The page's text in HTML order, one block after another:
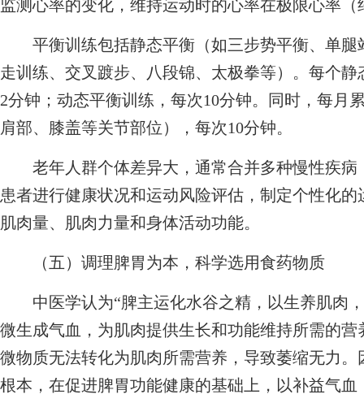
监测心率的变化，维持运动时的心率在极限心率（
平衡训练包括静态平衡（如三步势平衡、单腿
走训练、交叉踱步、八段锦、太极拳等）。每个
2分钟；动态平衡训练，每次10分钟。同时，每月
肩部、膝盖等关节部位），每次10分钟。
老年人群个体差异大，通常合并多种慢性疾病
患者进行健康状况和运动风险评估，制定个性化
肌肉量、肌肉力量和身体活动功能。
（五）调理脾胃为本，科学选用食药物质
中医学认为“脾主运化水谷之精，以生养肌肉，
微生成气血，为肌肉提供生长和功能维持所需的
微物质无法转化为肌肉所需营养，导致萎缩无力
根本，在促进脾胃功能健康的基础上，以补益气